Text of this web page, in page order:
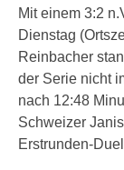
Mit einem 3:2
Dienstag
Reinbacher
der Serie nicht
nach 12:48
Schweizer
Erstrunden-